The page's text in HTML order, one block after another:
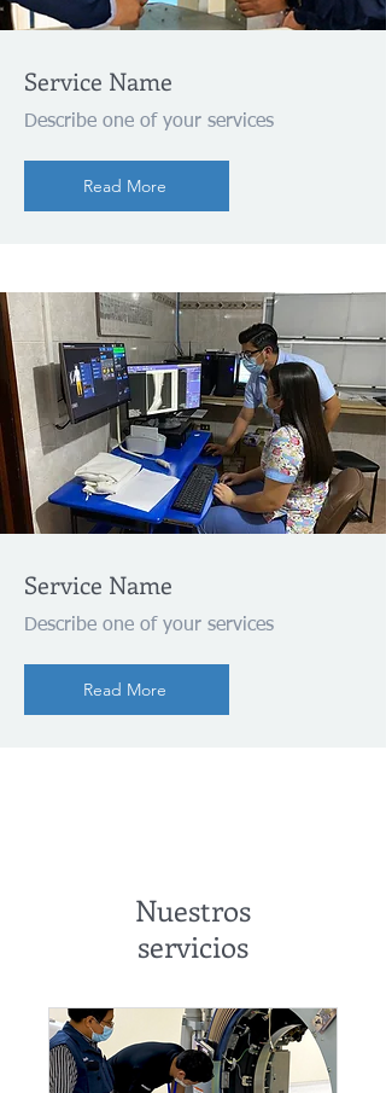
Service Name
Describe one of your services
Read More
Service Name
Describe one of your services
Read More
Nuestros
servicios